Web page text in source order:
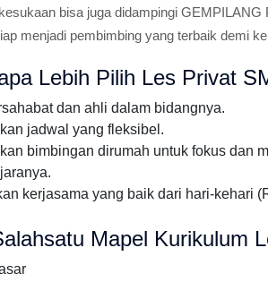
bisa juga didampingi
menjadi pembimbing yang terbaik demi
Lebih Pilih Les Privat
dan ahli dalam bidangnya.
jadwal yang fleksibel.
bimbingan dirumah untuk fokus dan
kerjasama yang baik dari hari-kehari
Mapel Kurikulum